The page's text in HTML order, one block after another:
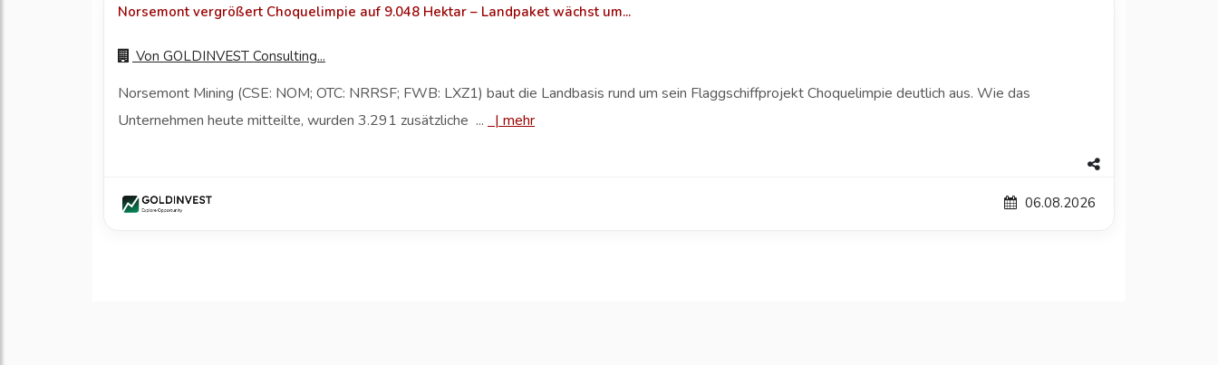
Norsemont vergrößert Choquelimpie auf 9.048 Hektar – Landpaket wächst um...
Von GOLDINVEST Consulting...
Norsemont Mining (CSE: NOM; OTC: NRRSF; FWB: LXZ1) baut die Landbasis rund um sein Flaggschiffprojekt Choquelimpie deutlich aus. Wie das
Unternehmen heute mitteilte, wurden 3.291 zusätzliche ... |mehr
06.08.2026